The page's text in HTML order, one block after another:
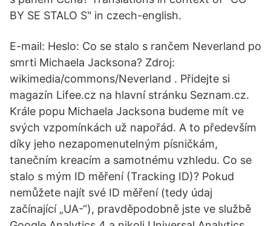
BY SE STALO S" in czech-english.
E-mail: Heslo: Co se stalo s rančem Neverland po
smrti Michaela Jacksona? Zdroj:
wikimedia/commons/Neverland . Přidejte si
magazín Lifee.cz na hlavní stránku Seznam.cz.
Krále popu Michaela Jacksona budeme mít ve
svých vzpomínkách už napořád. A to především
díky jeho nezapomenutelným písničkám,
tanečním kreacím a samotnému vzhledu. Co se
stalo s mým ID měření (Tracking ID)? Pokud
nemůžete najít své ID měření (tedy údaj
začínající „UA-“), pravděpodobně jste ve službě